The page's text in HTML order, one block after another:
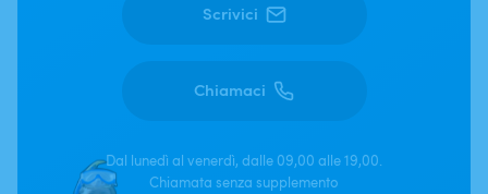
Scrivici
Chiamaci
Dal lunedì al venerdì, dalle 09,00 alle 19,00.
Chiamata senza supplemento